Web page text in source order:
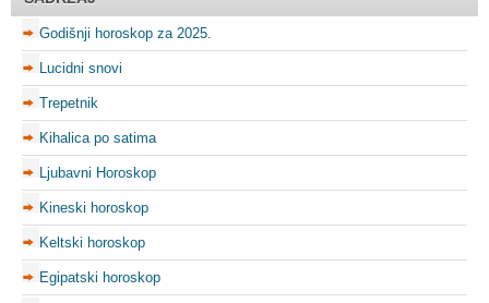
Godišnji horoskop za 2025.
Lucidni snovi
Trepetnik
Kihalica po satima
Ljubavni Horoskop
Kineski horoskop
Keltski horoskop
Egipatski horoskop